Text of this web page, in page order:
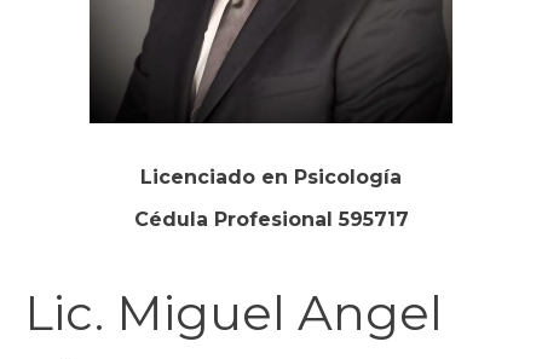
Licenciado en Psicología
Cédula Profesional 595717
Lic. Miguel Angel